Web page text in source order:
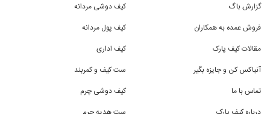
گزارش باگ
فروش عمده به همکاران
مقالات کیف پارک
آنباکس کن و جایزه بگیر
تماس با ما
کیف دوشی مردانه
کیف پول مردانه
کیف اداری
ست کیف و کمربند
کیف دوشی چرم